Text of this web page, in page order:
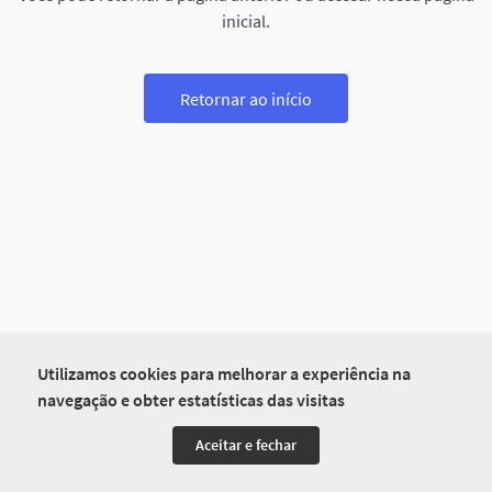
Utilizamos cookies para melhorar a experiência na
navegação e obter estatísticas das visitas
Aceitar e fechar
inicial.
Retornar ao início